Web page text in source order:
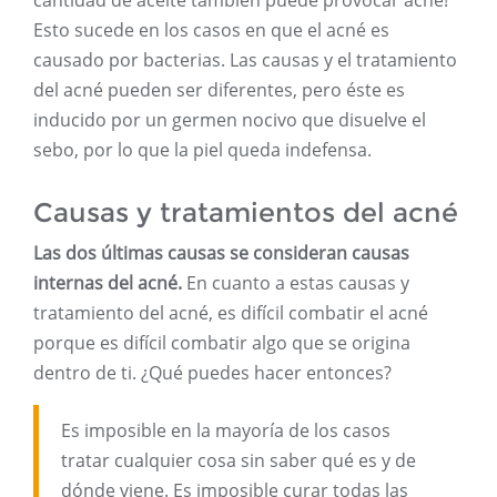
Esto sucede en los casos en que el acné es
causado por bacterias. Las causas y el tratamiento
del acné pueden ser diferentes, pero éste es
inducido por un germen nocivo que disuelve el
sebo, por lo que la piel queda indefensa.
Causas y tratamientos del acné
Las dos últimas causas se consideran causas
internas del acné. En cuanto a estas causas y
tratamiento del acné, es difícil combatir el acné
porque es difícil combatir algo que se origina
dentro de ti. ¿Qué puedes hacer entonces?
Es imposible en la mayoría de los casos
tratar cualquier cosa sin saber qué es y de
dónde viene. Es imposible curar todas las